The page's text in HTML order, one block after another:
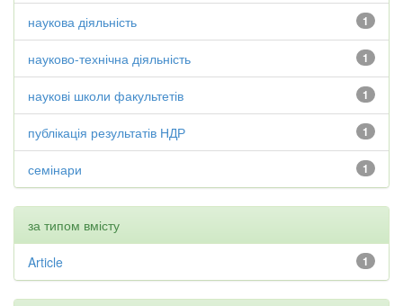
1
наукова діяльність
1
науково-технічна діяльність
1
наукові школи факультетів
1
публікація результатів НДР
1
семінари
за типом вмісту
1
Article